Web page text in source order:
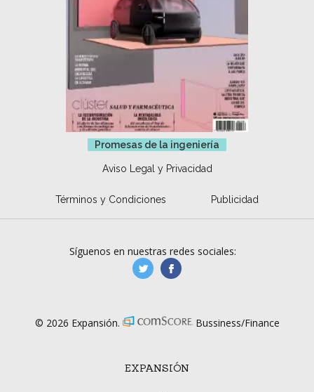
Promesas de la ingeniería
Aviso Legal y Privacidad
Términos y Condiciones Publicidad
EXPANSIÓN
Síguenos en nuestras redes sociales:
manufacturaGE
© 2026 Expansión. Bussiness/Finance